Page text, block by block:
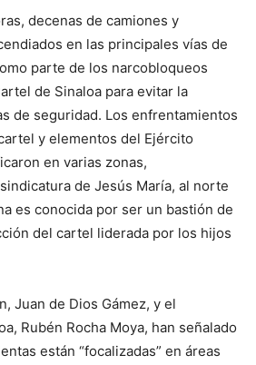
decenas de camiones y
en las principales vías de
parte de los narcobloqueos
de Sinaloa para evitar la
de seguridad. Los enfrentamientos
y elementos del Ejército
en varias zonas,
de Jesús María, al norte
es conocida por ser un bastión de
del cartel liderada por los hijos
Juan de Dios Gámez, y el
Rubén Rocha Moya, han señalado
están “focalizadas” en áreas